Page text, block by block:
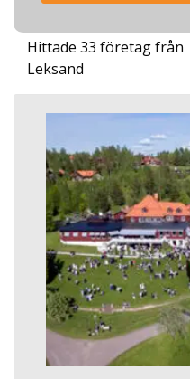
Hittade 33 företag från
Leksand